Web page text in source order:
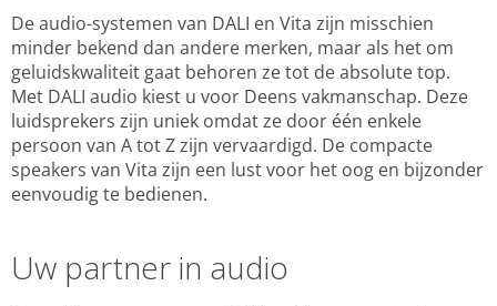
De audio-systemen van DALI en Vita zijn misschien
minder bekend dan andere merken, maar als het om
geluidskwaliteit gaat behoren ze tot de absolute top.
Met DALI audio kiest u voor Deens vakmanschap. Deze
luidsprekers zijn uniek omdat ze door één enkele
persoon van A tot Z zijn vervaardigd. De compacte
speakers van Vita zijn een lust voor het oog en bijzonder
eenvoudig te bedienen.
Uw partner in audio